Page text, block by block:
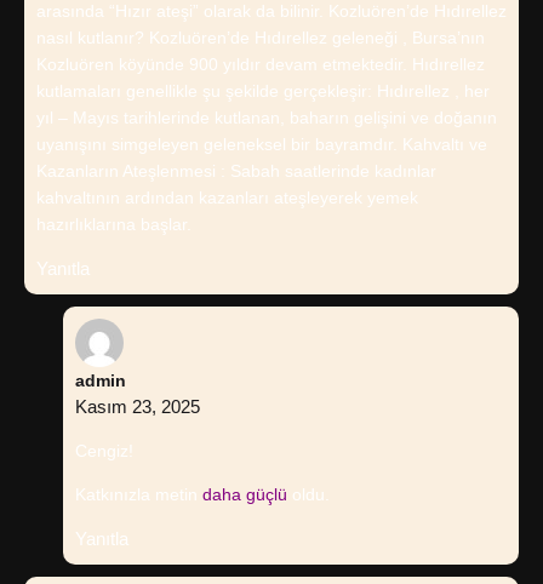
arasında “Hızır ateşi” olarak da bilinir. Kozluören’de Hıdırellez
nasıl kutlanır? Kozluören’de Hıdırellez geleneği , Bursa’nın
Kozluören köyünde 900 yıldır devam etmektedir. Hıdırellez
kutlamaları genellikle şu şekilde gerçekleşir: Hıdırellez , her
yıl – Mayıs tarihlerinde kutlanan, baharın gelişini ve doğanın
uyanışını simgeleyen geleneksel bir bayramdır. Kahvaltı ve
Kazanların Ateşlenmesi : Sabah saatlerinde kadınlar
kahvaltının ardından kazanları ateşleyerek yemek
hazırlıklarına başlar.
Yanıtla
admin
Kasım 23, 2025
Cengiz!
Katkınızla metin daha güçlü oldu.
Yanıtla